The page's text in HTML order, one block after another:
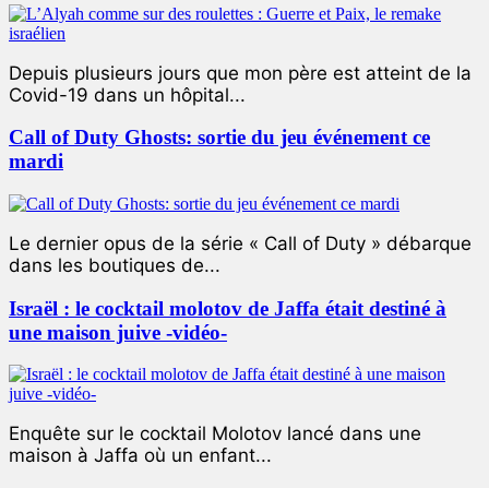
Depuis plusieurs jours que mon père est atteint de la
Covid-19 dans un hôpital...
Call of Duty Ghosts: sortie du jeu événement ce
mardi
Le dernier opus de la série « Call of Duty » débarque
dans les boutiques de...
Israël : le cocktail molotov de Jaffa était destiné à
une maison juive -vidéo-
Enquête sur le cocktail Molotov lancé dans une
maison à Jaffa où un enfant...